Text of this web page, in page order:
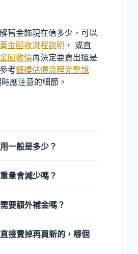
舊金飾現在值多少，可以
黃金回收流程說明 ， 或直
回收價再決定要賣出還是
考銀樓估價流程完整說
應注意的細節。
一般是多少？
量會減少嗎？
要額外補金嗎？
接賣掉再買新的，哪個